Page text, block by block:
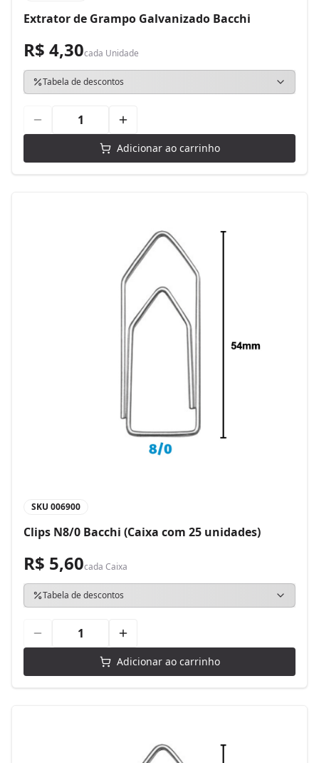
Extrator de Grampo Galvanizado Bacchi
R$ 4,30cada Unidade
Tabela de descontos
Adicionar ao carrinho
SKU 006900
Clips N8/0 Bacchi (Caixa com 25 unidades)
R$ 5,60cada Caixa
Tabela de descontos
Adicionar ao carrinho